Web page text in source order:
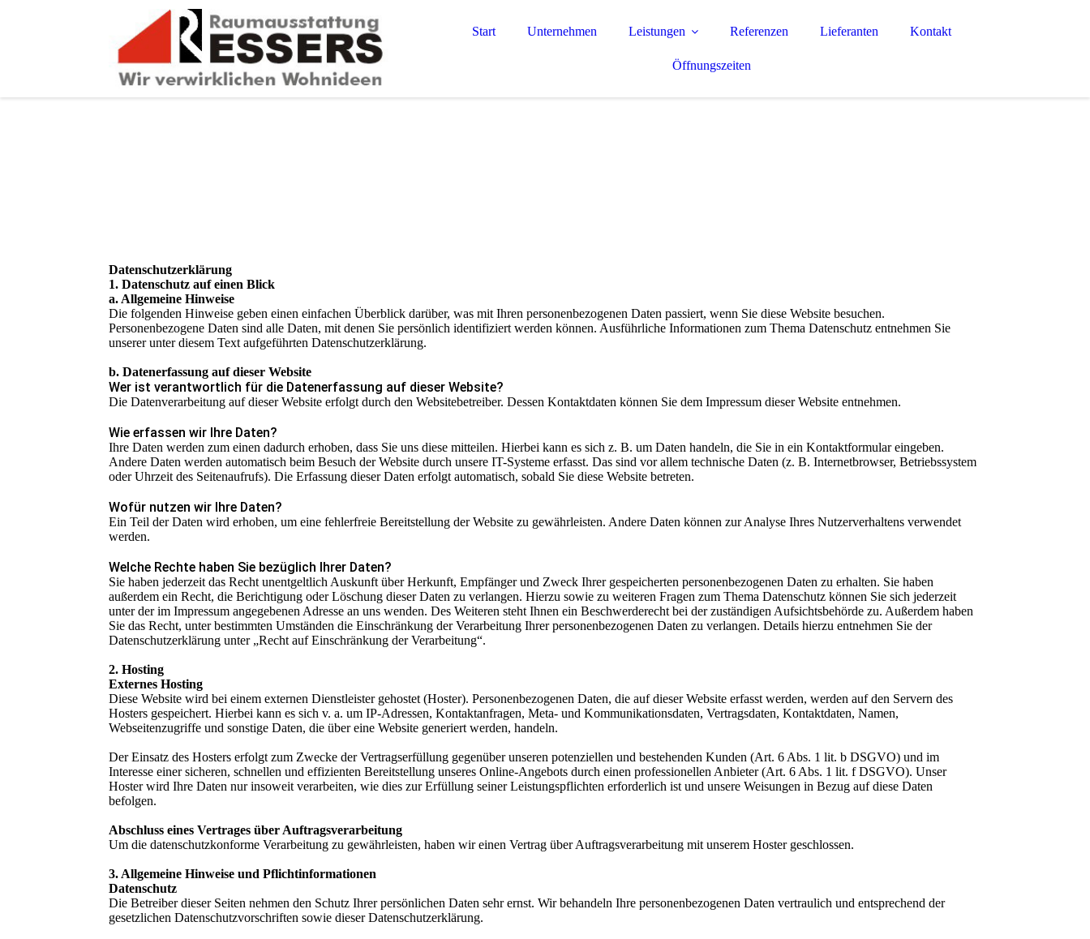
Start Unternehmen Leistungen Referenzen Lieferanten Kontakt
Öffnungszeiten
Daten­­schutz­­erklärung
1. Datenschutz auf einen Blick
a. Allgemeine Hinweise
Die folgenden Hinweise geben einen einfachen Überblick darüber, was mit Ihren personenbezogenen Daten passiert, wenn Sie diese Website besuchen.
Personenbezogene Daten sind alle Daten, mit denen Sie persönlich identifiziert werden können. Ausführliche Informationen zum Thema Datenschutz entnehmen Sie
unserer unter diesem Text aufgeführten Datenschutzerklärung.
b. Datenerfassung auf dieser Website
Wer ist verantwortlich für die Datenerfassung auf dieser Website?
Die Datenverarbeitung auf dieser Website erfolgt durch den Websitebetreiber. Dessen Kontaktdaten können Sie dem Impressum dieser Website entnehmen.
Wie erfassen wir Ihre Daten?
Ihre Daten werden zum einen dadurch erhoben, dass Sie uns diese mitteilen. Hierbei kann es sich z. B. um Daten handeln, die Sie in ein Kontaktformular eingeben.
Andere Daten werden automatisch beim Besuch der Website durch unsere IT-Systeme erfasst. Das sind vor allem technische Daten (z. B. Internetbrowser, Betriebssystem
oder Uhrzeit des Seitenaufrufs). Die Erfassung dieser Daten erfolgt automatisch, sobald Sie diese Website betreten.
Wofür nutzen wir Ihre Daten?
Ein Teil der Daten wird erhoben, um eine fehlerfreie Bereitstellung der Website zu gewährleisten. Andere Daten können zur Analyse Ihres Nutzerverhaltens verwendet
werden.
Welche Rechte haben Sie bezüglich Ihrer Daten?
Sie haben jederzeit das Recht unentgeltlich Auskunft über Herkunft, Empfänger und Zweck Ihrer gespeicherten personenbezogenen Daten zu erhalten. Sie haben
außerdem ein Recht, die Berichtigung oder Löschung dieser Daten zu verlangen. Hierzu sowie zu weiteren Fragen zum Thema Datenschutz können Sie sich jederzeit
unter der im Impressum angegebenen Adresse an uns wenden. Des Weiteren steht Ihnen ein Beschwerderecht bei der zuständigen Aufsichtsbehörde zu. Außerdem haben
Sie das Recht, unter bestimmten Umständen die Einschränkung der Verarbeitung Ihrer personenbezogenen Daten zu verlangen. Details hierzu entnehmen Sie der
Datenschutzerklärung unter „Recht auf Einschränkung der Verarbeitung“.
2. Hosting
Externes Hosting
Diese Website wird bei einem externen Dienstleister gehostet (Hoster). Personenbezogenen Daten, die auf dieser Website erfasst werden, werden auf den Servern des
Hosters gespeichert. Hierbei kann es sich v. a. um IP-Adressen, Kontaktanfragen, Meta- und Kommunikationsdaten, Vertragsdaten, Kontaktdaten, Namen,
Webseitenzugriffe und sonstige Daten, die über eine Website generiert werden, handeln.
Der Einsatz des Hosters erfolgt zum Zwecke der Vertragserfüllung gegenüber unseren potenziellen und bestehenden Kunden (Art. 6 Abs. 1 lit. b DSGVO) und im
Interesse einer sicheren, schnellen und effizienten Bereitstellung unseres Online-Angebots durch einen professionellen Anbieter (Art. 6 Abs. 1 lit. f DSGVO). Unser
Hoster wird Ihre Daten nur insoweit verarbeiten, wie dies zur Erfüllung seiner Leistungspflichten erforderlich ist und unsere Weisungen in Bezug auf diese Daten
befolgen.
Abschluss eines Vertrages über Auftragsverarbeitung
Um die datenschutzkonforme Verarbeitung zu gewährleisten, haben wir einen Vertrag über Auftragsverarbeitung mit unserem Hoster geschlossen.
3. Allgemeine Hinweise und Pflichtinformationen
Datenschutz
Die Betreiber dieser Seiten nehmen den Schutz Ihrer persönlichen Daten sehr ernst. Wir behandeln Ihre personenbezogenen Daten vertraulich und entsprechend der
gesetzlichen Datenschutzvorschriften sowie dieser Datenschutzerklärung.